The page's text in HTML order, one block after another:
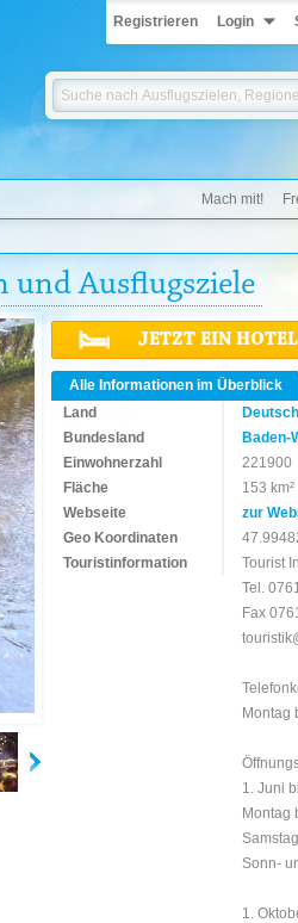
Registrieren Login
Mach mit!
und Ausflugsziele
JETZT EIN
Alle Informationen im Überblick
Land
Bundesland
Baden-
Einwohnerzahl
221900
Fläche
153 km²
Webseite
zur
Geo Koordinaten
Touristinformation
Tourist
Tel.
Fax
Montag
1. Juni
Montag
Sonn-
1.